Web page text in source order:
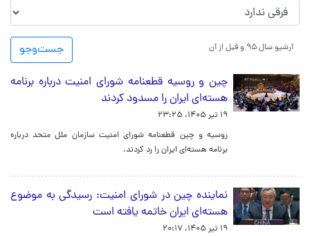
جست‌و‌جو آرشیو سال ۹۵ و قبل از آن
چین و روسیه قطعنامه شورای امنیت درباره برنامه‌
هسته‌ای ایران را مسدود کردند
۱۹ تیر ۱۴۰۵، ۲۳:۲۵
روسیه و چین قطعنامه شورای امنیت سازمان ملل متحد درباره
برنامه هسته‌ای ایران را رد کردند.
نماینده چین در شورای امنیت: رسیدگی به موضوع
هسته‌ای ایران خاتمه یافته است
۱۹ تیر ۱۴۰۵، ۲۰:۱۷